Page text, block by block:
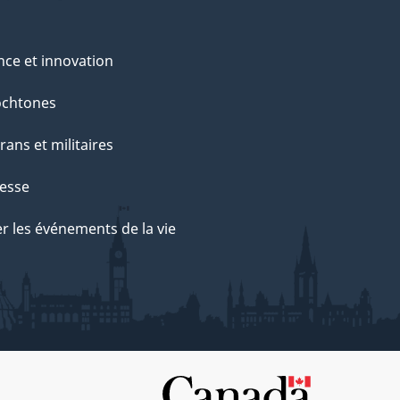
et innovation
et militaires
les événements de la vie